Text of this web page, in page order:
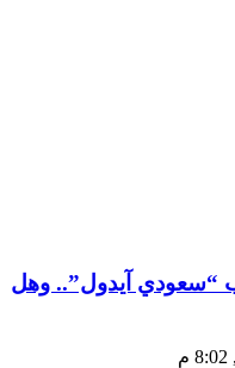
“سعودي آيدول”.. وهل